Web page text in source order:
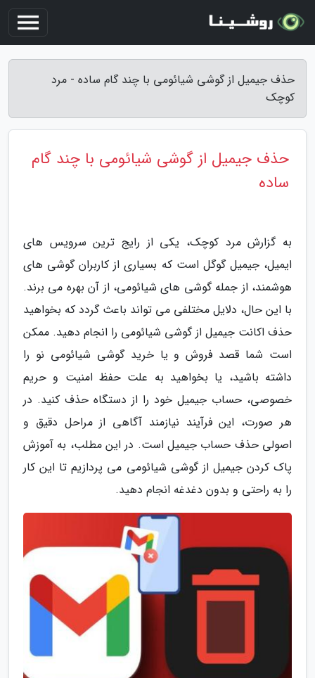
حذف جیمیل از گوشی شیائومی با چند گام ساده - مرد
کوچک
حذف جیمیل از گوشی شیائومی با چند گام
ساده
به گزارش مرد کوچک، یکی از رایج ترین سرویس های
ایمیل، جیمیل گوگل است که بسیاری از کاربران گوشی های
هوشمند، از جمله گوشی های شیائومی، از آن بهره می برند.
با این حال، دلایل مختلفی می تواند باعث گردد که بخواهید
حذف اکانت جیمیل از گوشی شیائومی را انجام دهید. ممکن
است شما قصد فروش و یا خرید گوشی شیائومی نو را
داشته باشید، یا بخواهید به علت حفظ امنیت و حریم
خصوصی، حساب جیمیل خود را از دستگاه حذف کنید. در
هر صورت، این فرآیند نیازمند آگاهی از مراحل دقیق و
اصولی حذف حساب جیمیل است. در این مطلب، به آموزش
پاک کردن جیمیل از گوشی شیائومی می پردازیم تا این کار
را به راحتی و بدون دغدغه انجام دهید.